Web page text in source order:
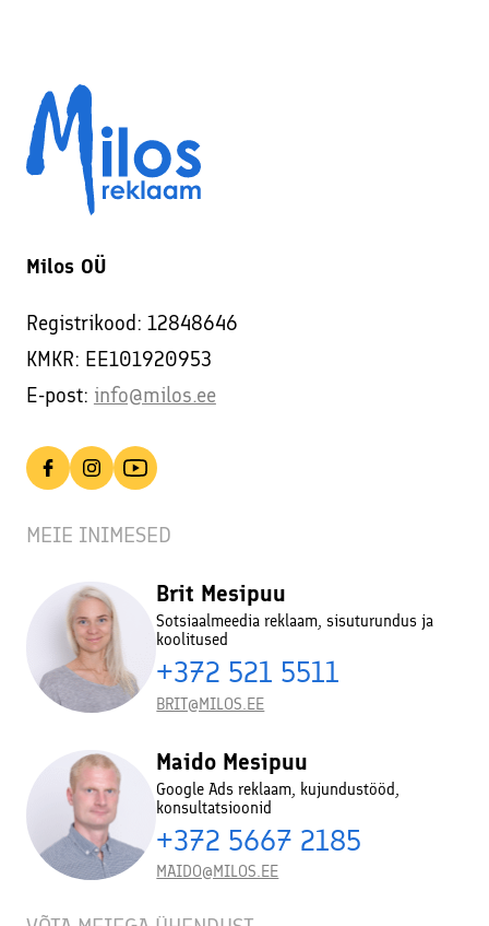
Milos OÜ
Registrikood: 12848646
KMKR: EE101920953
E-post: info@milos.ee
MEIE INIMESED
Brit Mesipuu
Sotsiaalmeedia reklaam, sisuturundus ja
koolitused
+372 521 5511
BRIT@MILOS.EE
Maido Mesipuu
Google Ads reklaam, kujundustööd,
konsultatsioonid
+372 5667 2185
MAIDO@MILOS.EE